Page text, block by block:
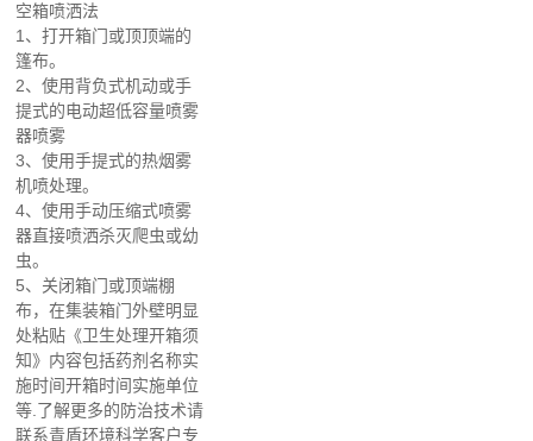
空箱喷洒法
1、打开箱门或顶顶端的
篷布。
2、使用背负式机动或手
提式的电动超低容量喷雾
器喷雾
3、使用手提式的热烟雾
机喷处理。
4、使用手动压缩式喷雾
器直接喷洒杀灭爬虫或幼
虫。
5、 关闭箱门或顶端棚
布，在集装箱门外壁明显
处粘贴《卫生处理开箱须
知》内容包括药剂名称实
施时间开箱时间实施单位
等.
了解更多的防治技术请
联系青盾环境科学客户专